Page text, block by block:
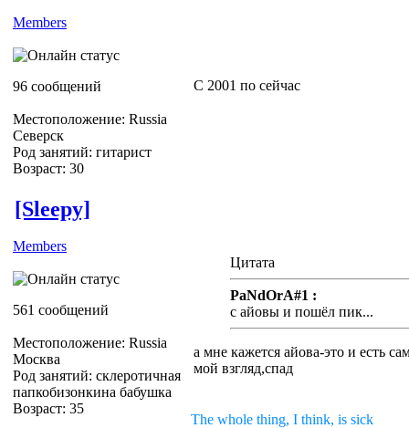
Members
96 сообщений
Местоположение: Russia
Северск
Род занятий: гитарист
Возраст: 30
С 2001 по сейчас
[Sleepy]
Members
561 сообщений
Местоположение: Russia
Москва
Род занятий: склеротичная
папкобизонкина бабушка
Возраст: 35
Цитата
PaNdOrA#1 :
с айовы и пошёл пик...
а мне кажется айова-это и есть
мой взгляд,спад
The whole thing, I think, is sick